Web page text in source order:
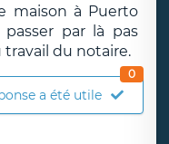
maison à Puerto
par là pas
du notaire.
a été utile
0